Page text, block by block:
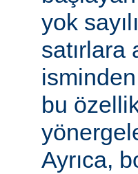
yok
satırlara
bu
Ayrıca,